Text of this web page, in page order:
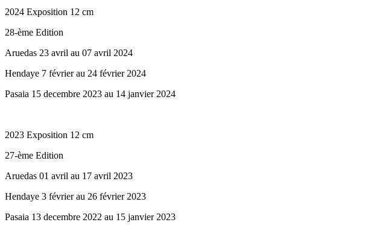
2024 Exposition 12 cm
28-ème Edition
Aruedas 23 avril au 07 avril 2024
Hendaye 7 février au 24 février 2024
Pasaia 15 decembre 2023 au 14 janvier 2024
2023 Exposition 12 cm
27-ème Edition
Aruedas 01 avril au 17 avril 2023
Hendaye 3 février au 26 février 2023
Pasaia 13 decembre 2022 au 15 janvier 2023